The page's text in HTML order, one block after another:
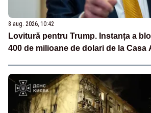
8 aug. 2026, 10:42
Lovitură pentru Trump. Instanța a
400 de milioane de dolari de la Casa